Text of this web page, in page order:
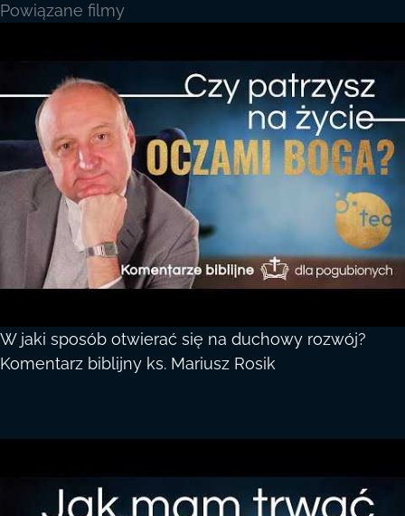
Powiązane filmy
W jaki sposób otwierać się na duchowy rozwój?
Komentarz biblijny ks. Mariusz Rosik